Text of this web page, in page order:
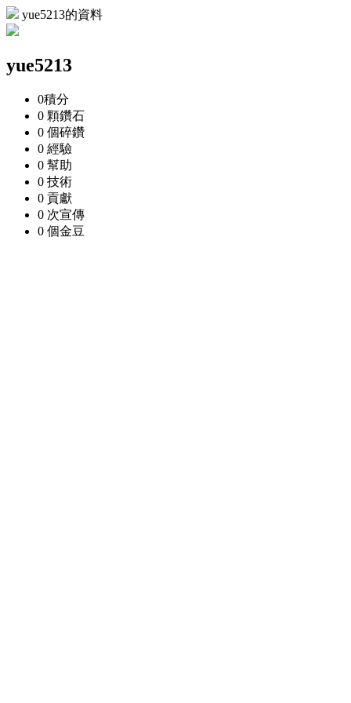
yue5213的資料
yue5213
0積分
0 顆鑽石
0 個碎鑽
0 經驗
0 幫助
0 技術
0 貢獻
0 次宣傳
0 個金豆